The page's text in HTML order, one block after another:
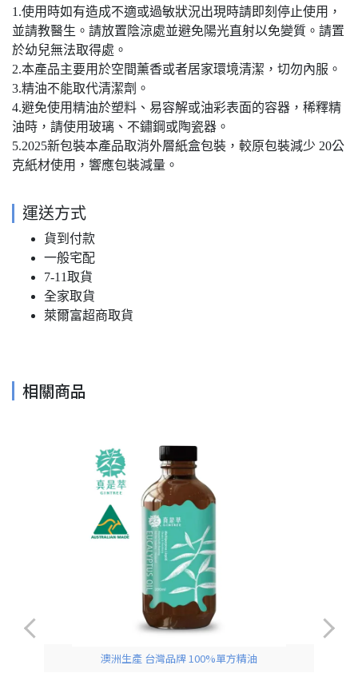
1.使用時如有造成不適或過敏狀況出現時請即刻停止使用，
並請教醫生。請放置陰涼處並避免陽光直射以免變質。請置
於幼兒無法取得處。
2.本產品主要用於空間薰香或者居家環境清潔，切勿內服。
3.精油不能取代清潔劑。
4.避免使用精油於塑料、易容解或油彩表面的容器，稀釋精
油時，請使用玻璃、不鏽鋼或陶瓷器。
5.2025新包裝本產品取消外層紙盒包裝，較原包裝減少 20公
克紙材使用，響應包裝減量。
運送方式
貨到付款
一般宅配
7-11取貨
全家取貨
萊爾富超商取貨
相關商品
澳洲生產 台灣品牌 100%單方精油